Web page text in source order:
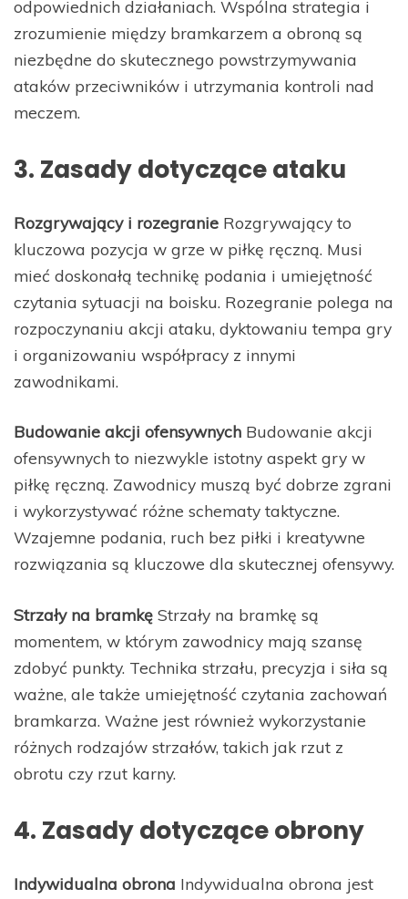
odpowiednich działaniach. Wspólna strategia i
zrozumienie między bramkarzem a obroną są
niezbędne do skutecznego powstrzymywania
ataków przeciwników i utrzymania kontroli nad
meczem.
3. Zasady dotyczące ataku
Rozgrywający i rozegranie Rozgrywający to
kluczowa pozycja w grze w piłkę ręczną. Musi
mieć doskonałą technikę podania i umiejętność
czytania sytuacji na boisku. Rozegranie polega na
rozpoczynaniu akcji ataku, dyktowaniu tempa gry
i organizowaniu współpracy z innymi
zawodnikami.
Budowanie akcji ofensywnych Budowanie akcji
ofensywnych to niezwykle istotny aspekt gry w
piłkę ręczną. Zawodnicy muszą być dobrze zgrani
i wykorzystywać różne schematy taktyczne.
Wzajemne podania, ruch bez piłki i kreatywne
rozwiązania są kluczowe dla skutecznej ofensywy.
Strzały na bramkę Strzały na bramkę są
momentem, w którym zawodnicy mają szansę
zdobyć punkty. Technika strzału, precyzja i siła są
ważne, ale także umiejętność czytania zachowań
bramkarza. Ważne jest również wykorzystanie
różnych rodzajów strzałów, takich jak rzut z
obrotu czy rzut karny.
4. Zasady dotyczące obrony
Indywidualna obrona Indywidualna obrona jest